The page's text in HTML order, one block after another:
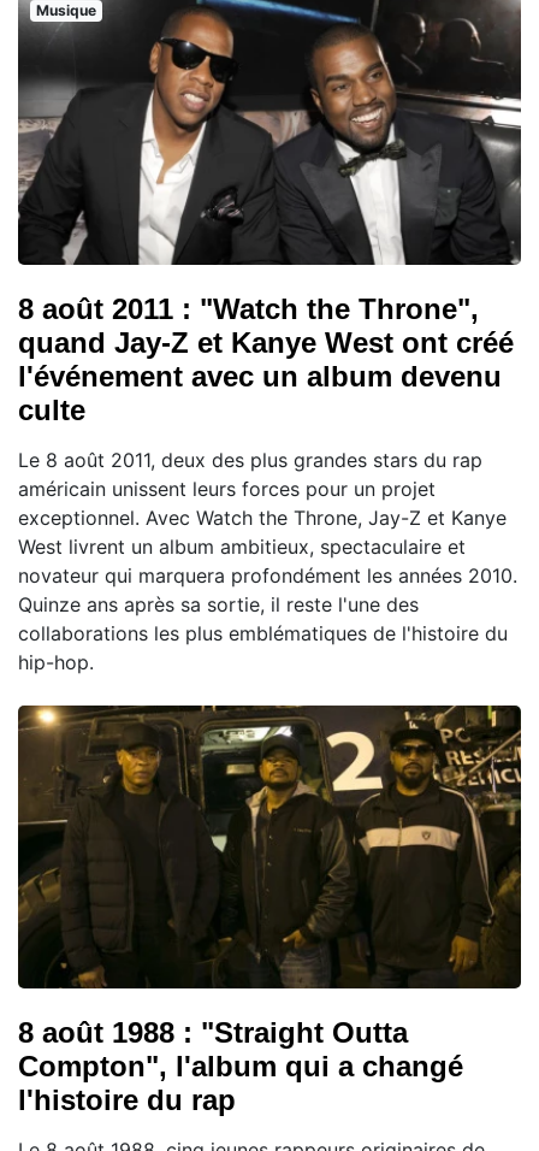
Musique
8 août 2011 : "Watch the Throne",
quand Jay-Z et Kanye West ont créé
l'événement avec un album devenu
culte
Le 8 août 2011, deux des plus grandes stars du rap
américain unissent leurs forces pour un projet
exceptionnel. Avec Watch the Throne, Jay-Z et Kanye
West livrent un album ambitieux, spectaculaire et
novateur qui marquera profondément les années 2010.
Quinze ans après sa sortie, il reste l'une des
collaborations les plus emblématiques de l'histoire du
hip-hop.
8 août 1988 : "Straight Outta
Compton", l'album qui a changé
l'histoire du rap